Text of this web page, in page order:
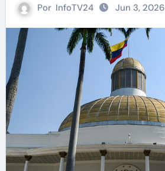
Por InfoTV24 Jun 3, 2026